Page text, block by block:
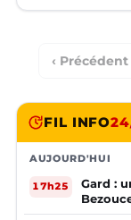
‹ Précédent
FIL INFO
AUJOURD'HUI
17h25
Gard :